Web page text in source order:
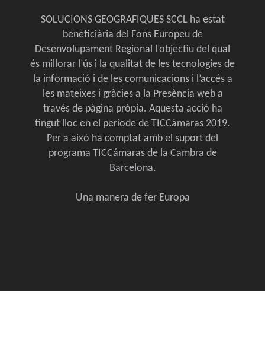
SOLUCIONS GEOGRAFIQUES SCCL ha estat
beneficiària del Fons Europeu de
Desenvolupament Regional l’objectiu del qual
és millorar l’ús i la qualitat de les tecnologies de
la informació i de les comunicacions i l’accés a
les mateixes i gràcies a la Presència web a
través de pàgina pròpia. Aquesta acció ha
tingut lloc en el període de TICCámaras 2019.
Per a això ha comptat amb el suport del
programa TICCámaras de la Cambra de
Barcelona.
Una manera de fer Europa